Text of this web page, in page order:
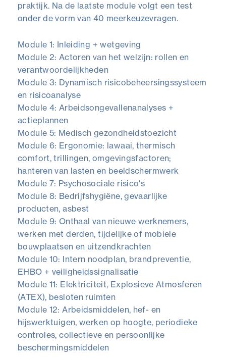
praktijk. Na de laatste module volgt een test
onder de vorm van 40 meerkeuzevragen.
Module 1: Inleiding + wetgeving
Module 2: Actoren van het welzijn: rollen en
verantwoordelijkheden
Module 3: Dynamisch risicobeheersingssysteem
en risicoanalyse
Module 4: Arbeidsongevallenanalyses +
actieplannen
Module 5: Medisch gezondheidstoezicht
Module 6: Ergonomie: lawaai, thermisch
comfort, trillingen, omgevingsfactoren;
hanteren van lasten en beeldschermwerk
Module 7: Psychosociale risico's
Module 8: Bedrijfshygiëne, gevaarlijke
producten, asbest
Module 9: Onthaal van nieuwe werknemers,
werken met derden, tijdelijke of mobiele
bouwplaatsen en uitzendkrachten
Module 10: Intern noodplan, brandpreventie,
EHBO + veiligheidssignalisatie
Module 11: Elektriciteit, Explosieve Atmosferen
(ATEX), besloten ruimten
Module 12: Arbeidsmiddelen, hef- en
hijswerktuigen, werken op hoogte, periodieke
controles, collectieve en persoonlijke
beschermingsmiddelen